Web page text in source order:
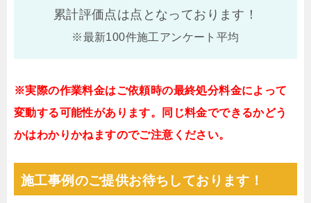
累計評価点は点となっております！
※最新100件施工アンケート平均
※実際の作業料金はご依頼時の最終処分料金によって
変動する可能性があります。同じ料金でできるかどう
かはわかりかねますのでご注意ください。
施工事例のご提供お待ちしております！